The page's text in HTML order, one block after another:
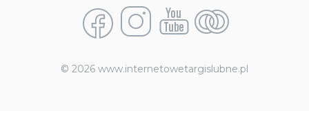
© 2026 www.internetowetargislubne.pl